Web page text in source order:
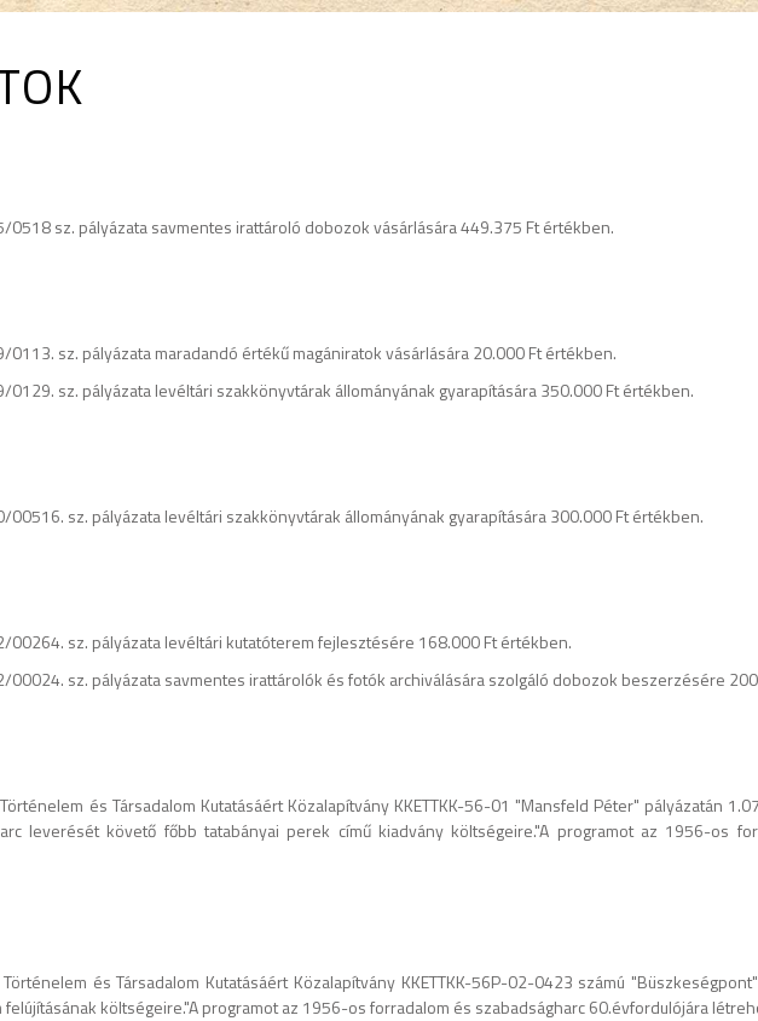
0518 sz. pályázata savmentes irattároló dobozok vásárlására 449.375 Ft értékben.
0113. sz. pályázata maradandó értékű magániratok vásárlására 20.000 Ft értékben.
0129. sz. pályázata levéltári szakkönyvtárak állományának gyarapítására 350.000 Ft értékben.
00516. sz. pályázata levéltári szakkönyvtárak állományának gyarapítására 300.000 Ft értékben.
00264. sz. pályázata levéltári kutatóterem fejlesztésére 168.000 Ft értékben.
00024. sz. pályázata savmentes irattárolók és fotók archiválására szolgáló dobozok beszerzésére
és Társadalom Kutatásáért Közalapítvány KKETTKK-56-01 "Mansfeld Péter" pályázatán
leverését követő főbb tatabányai perek című kiadvány költségeire."A programot az 1956-os
és Társadalom Kutatásáért Közalapítvány KKETTKK-56P-02-0423 számú
költségeire."A programot az 1956-os forradalom és szabadságharc 60.évfordulójára